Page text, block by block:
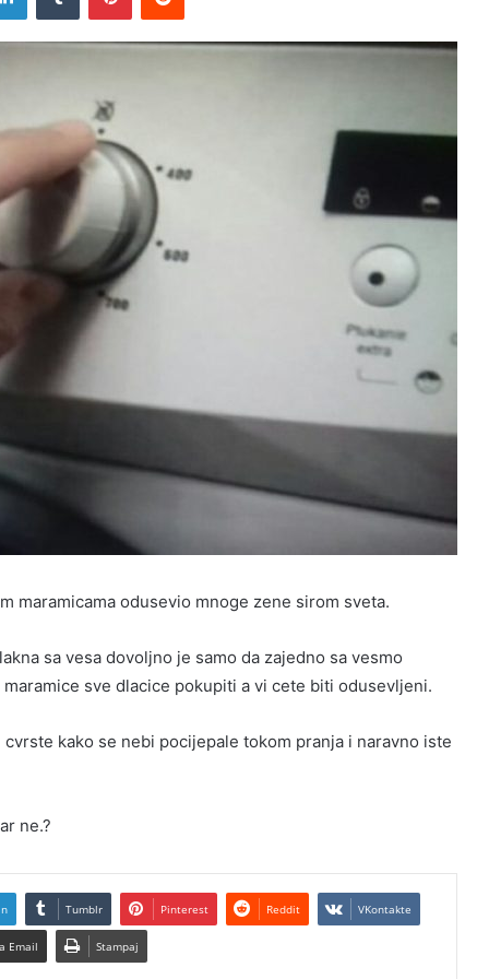
maramicama odusevio mnoge zene sirom sveta.
sa vesa dovoljno je samo da zajedno sa vesmo
sve dlacice pokupiti a vi cete biti odusevljeni.
kako se nebi pocijepale tokom pranja i naravno iste
ne.?
Tumblr Pinterest Reddit VKontakte
Email Stampaj